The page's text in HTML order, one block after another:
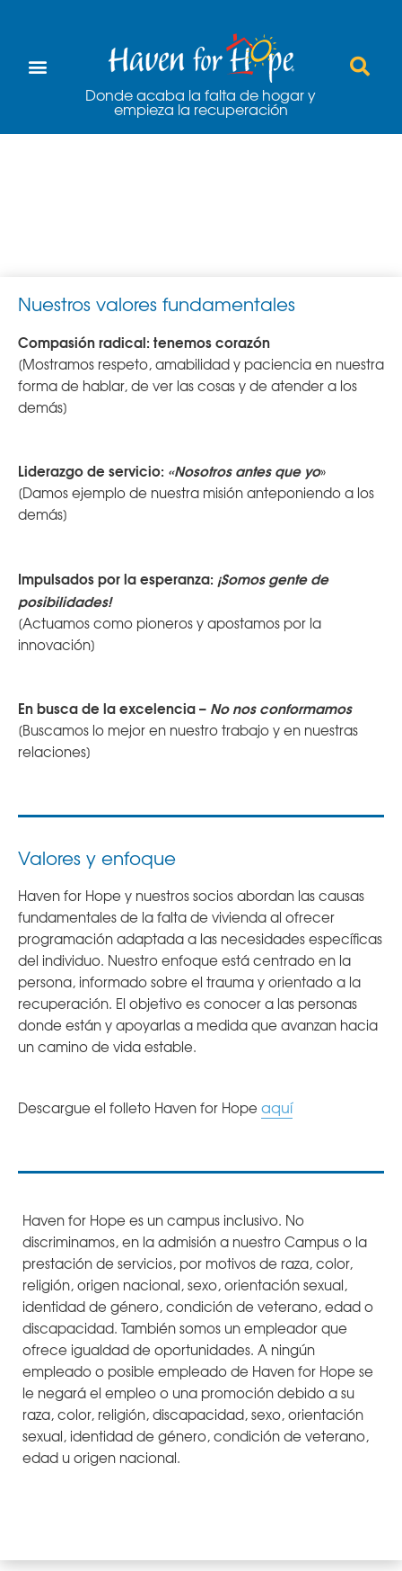
Donde acaba la falta de hogar y
empieza la recuperación
Nuestros valores fundamentales
Compasión radical: tenemos corazón
[Mostramos respeto, amabilidad y paciencia en nuestra
forma de hablar, de ver las cosas y de atender a los
demás]
Liderazgo de servicio: «Nosotros antes que yo»
[Damos ejemplo de nuestra misión anteponiendo a los
demás]
Impulsados por la esperanza: ¡Somos gente de
posibilidades!
[Actuamos como pioneros y apostamos por la
innovación]
En busca de la excelencia – No nos conformamos
[Buscamos lo mejor en nuestro trabajo y en nuestras
relaciones]
Valores y enfoque
Haven for Hope y nuestros socios abordan las causas
fundamentales de la falta de vivienda al ofrecer
programación adaptada a las necesidades específicas
del individuo. Nuestro enfoque está centrado en la
persona, informado sobre el trauma y orientado a la
recuperación. El objetivo es conocer a las personas
donde están y apoyarlas a medida que avanzan hacia
un camino de vida estable.
Descargue el folleto Haven for Hope aquí
Haven for Hope es un campus inclusivo. No
discriminamos, en la admisión a nuestro Campus o la
prestación de servicios, por motivos de raza, color,
religión, origen nacional, sexo, orientación sexual,
identidad de género, condición de veterano, edad o
discapacidad. También somos un empleador que
ofrece igualdad de oportunidades. A ningún
empleado o posible empleado de Haven for Hope se
le negará el empleo o una promoción debido a su
raza, color, religión, discapacidad, sexo, orientación
sexual, identidad de género, condición de veterano,
edad u origen nacional.